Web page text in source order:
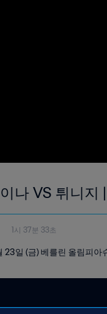
나 VS 튀니지
1시 37분 33초
일 (금) 베를린 올림피아